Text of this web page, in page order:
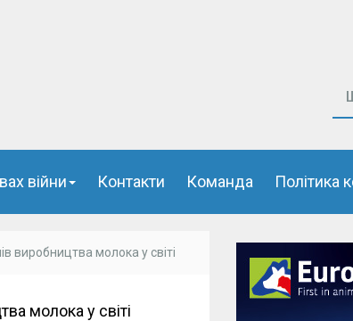
війни Контакти Команда Політика
виробництва молока у світі
молока у світі